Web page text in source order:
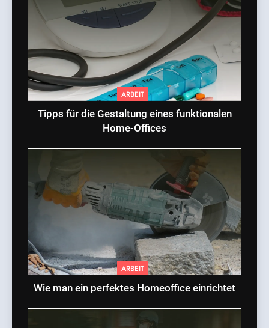
ARBEIT
Tipps für die Gestaltung eines funktionalen
Home-Offices
ARBEIT
Wie man ein perfektes Homeoffice einrichtet